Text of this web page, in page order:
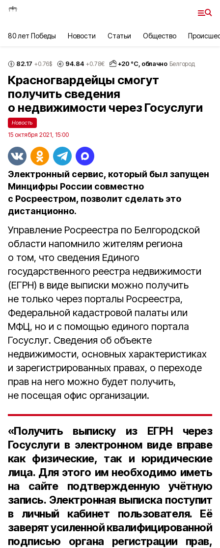
80 лет Победы Новости Статьи Общество
82.17 +0.76$ 94.84 +0.78€ +20 °С, облачно Белгород
Красногвардейцы смогут
получить сведения
о недвижимости через Госуслуги
Новость
15 октября 2021, 15:00
Электронный сервис, который был запущен
Минцифры России совместно
с Росреестром, позволит сделать это
дистанционно.
Управление Росреестра по Белгородской
области напомнило жителям региона
о том, что сведения Единого
государственного реестра недвижимости
(ЕГРН) в виде выписки можно получить
не только через порталы Росреестра,
Федеральной кадастровой палаты или
МФЦ, но и с помощью единого портала
Госуслуг. Сведения об объекте
недвижимости, основных характеристиках
и зарегистрированных правах, о переходе
прав на него можно будет получить,
не посещая офис организации.
«Получить выписку из ЕГРН через
Госуслуги в электронном виде вправе
как физические, так и юридические
лица. Для этого им необходимо иметь
на сайте подтвержденную учётную
запись. Электронная выписка поступит
в личный кабинет пользователя. Её
заверят усиленной квалифицированной
подписью органа регистрации прав,